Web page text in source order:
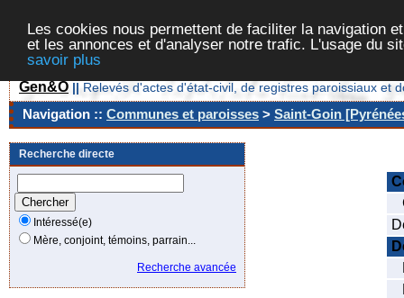
Les cookies nous permettent de faciliter la navigation
et les annonces et d'analyser notre trafic. L'usage du
savoir plus
Gen&O || Relevés d'actes d'état-civil, de registres paroissiaux et
Navigation :: Communes et paroisses > Saint-Goin
Recherche directe
Intéressé(e)
Mère, conjoint, témoins, parrain...
Recherche avancée